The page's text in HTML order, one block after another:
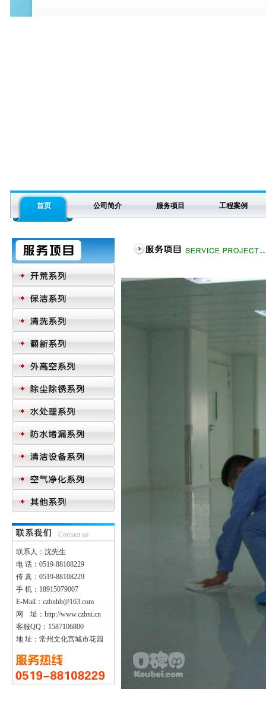
首页 公司简介 服务项目 工程案例
联系人：沈先生
电 话：0519-88108229
传 真：0519-88108229
手 机：18915079007
E-Mail：czbnhb@163.com
网 址：http://www.czbni.cn
客服QQ：1587106800
地 址：常州文化宫城市花园